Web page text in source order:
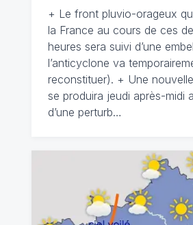
+ Le front pluvio-orageux
la France au cours de ces
heures sera suivi d’une
l’anticyclone va
reconstituer). + Une
se produira jeudi après-midi
d’une perturb…